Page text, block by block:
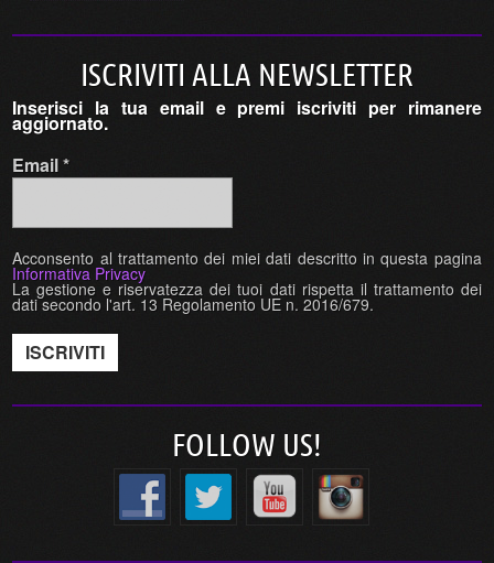
ISCRIVITI ALLA NEWSLETTER
Inserisci la tua email e premi iscriviti per rimanere
aggiornato.
Email*
Acconsento al trattamento dei miei dati descritto in questa pagina
Informativa Privacy
La gestione e riservatezza dei tuoi dati rispetta il trattamento dei
dati secondo l'art. 13 Regolamento UE n. 2016/679.
FOLLOW US!